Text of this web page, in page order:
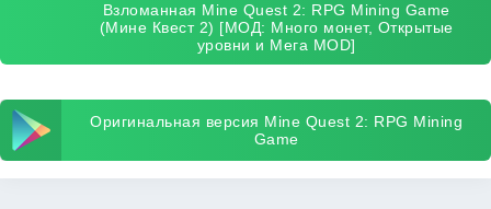
Взломанная Mine Quest 2: RPG Mining Game
(Мине Квест 2) [МОД: Много монет, Открытые
уровни и Мега MOD]
Оригинальная версия Mine Quest 2: RPG Mining
Game